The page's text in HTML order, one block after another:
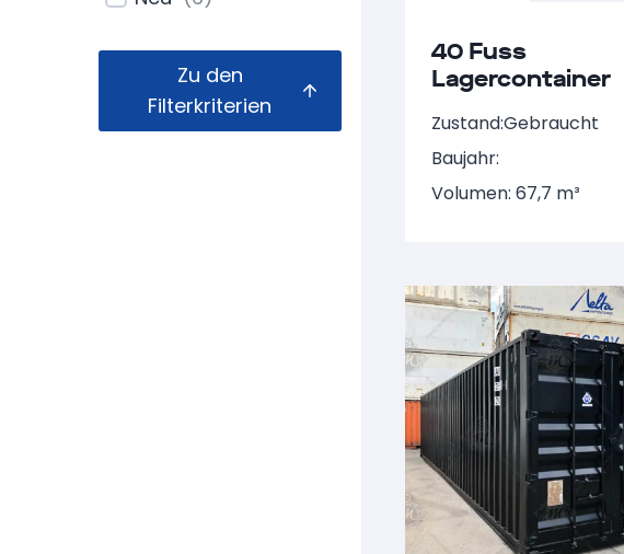
40 Fuss
Lagercontainer
Zustand:Gebraucht
Baujahr:
Volumen: 67,7 m³
Zu den
Filterkriterien